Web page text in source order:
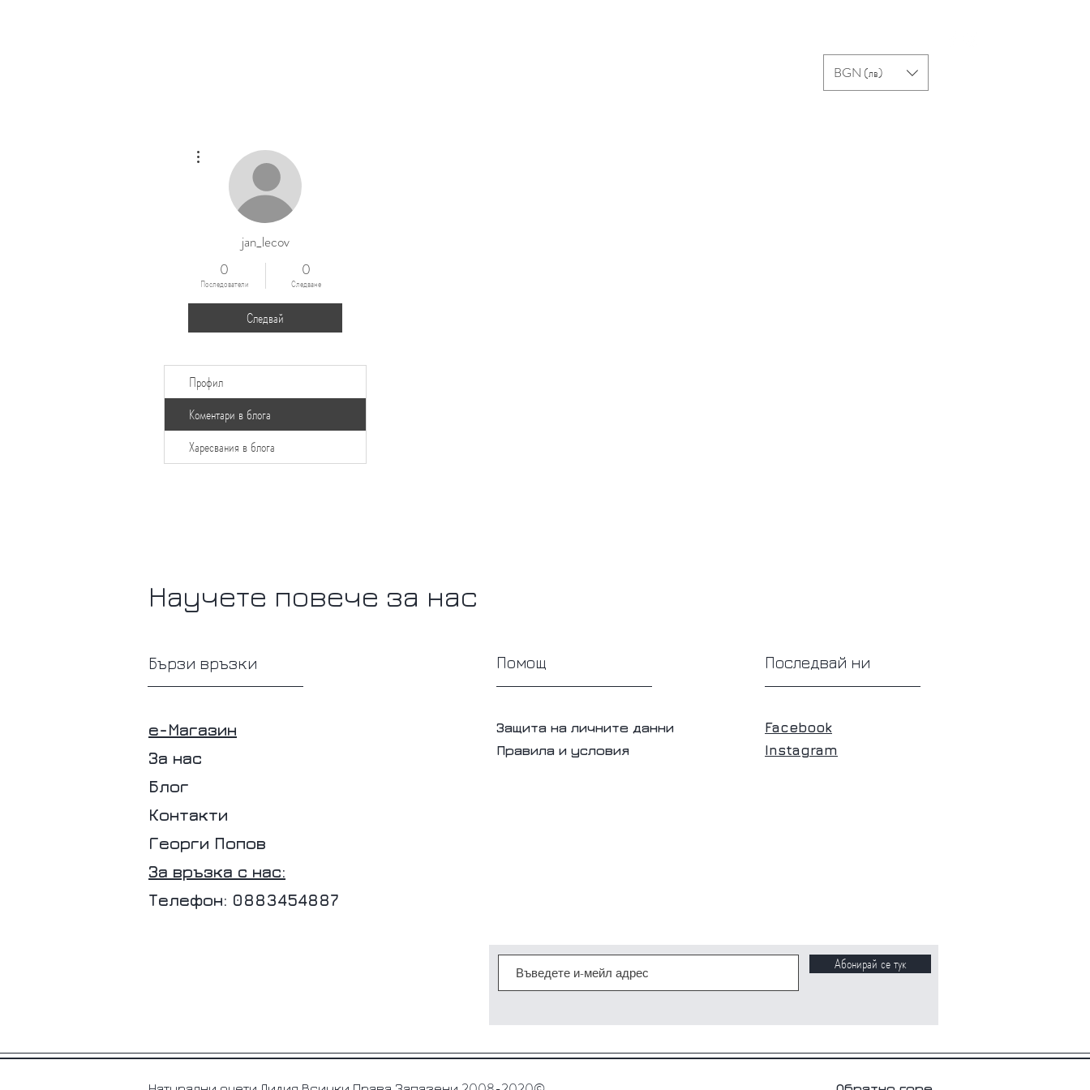
BGN (лв)
jan_lecov
0
Последователи
0
Следване
Следвай
Профил
Коментари в блога
Харесвания в блога
Научете повече за нас
Бързи връзки
е-Магазин
За нас
Блог
Контакти
Георги Попов
За връзка с нас:
Телефон: 0883454887
Помощ
Защита на личните данни
Правила и условия
Последвай ни
Facebook
Instagram
Абонирай се тук